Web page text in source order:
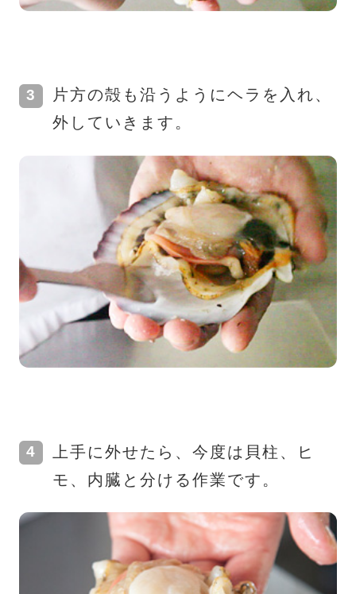
片方の殻も沿うようにヘラを入れ、
外していきます。
上手に外せたら、今度は貝柱、ヒ
モ、内臓と分ける作業です。